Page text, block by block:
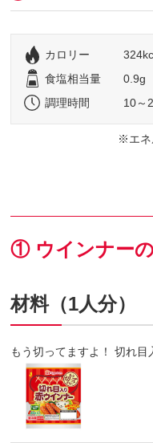
カロリー
食塩相当量
0.9g
調理時間
10～
エ
① ウインナー
材料（1人分）
もう切ってますよ！ 切れ目